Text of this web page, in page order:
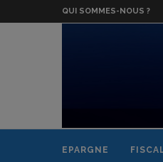
QUI SOMMES-NOUS ?
EPARGNE